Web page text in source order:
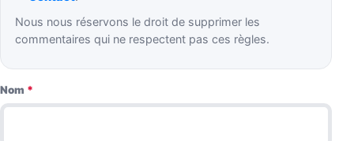
Nous nous réservons le droit de supprimer les
commentaires qui ne respectent pas ces règles.
Nom *